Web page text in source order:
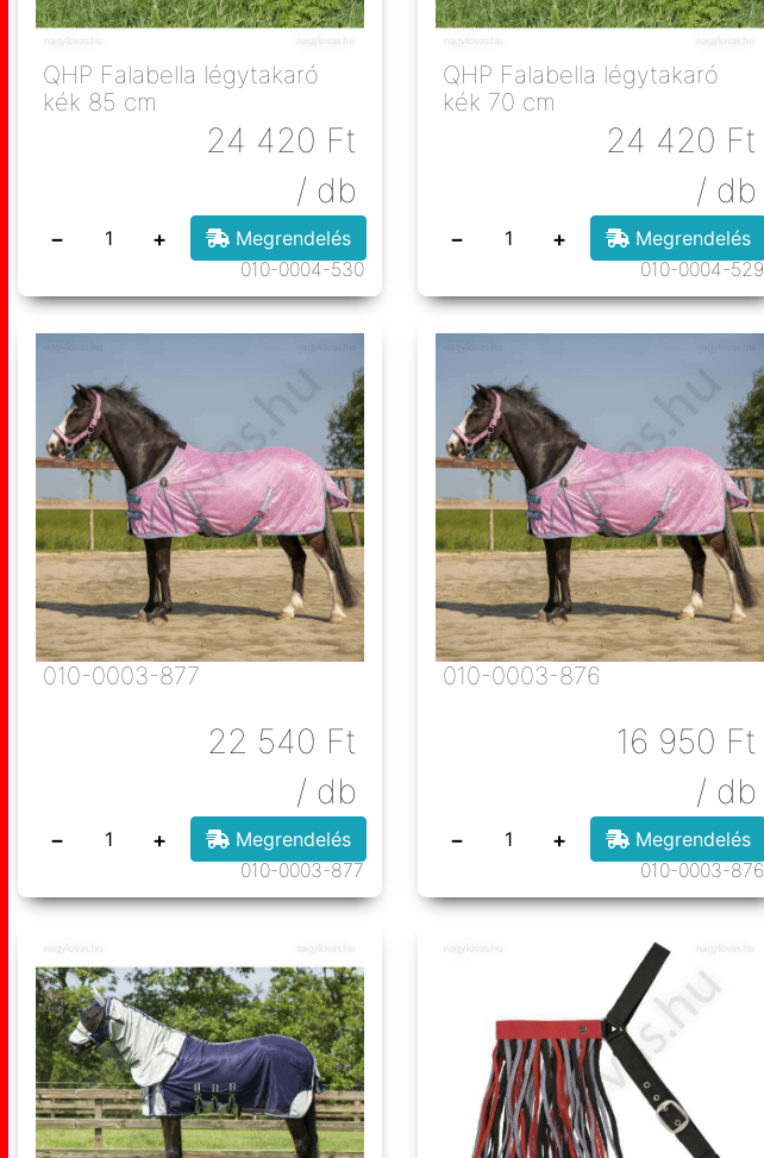
QHP Falabella légytakaró
kék 85 cm
24 420 Ft
/ db
− +
Megrendelés
010-0004-530
QHP Falabella légytakaró
kék 70 cm
24 420 Ft
/ db
− +
Megrendelés
010-0004-529
010-0003-877
22 540 Ft
/ db
− +
Megrendelés
010-0003-877
010-0003-876
16 950 Ft
/ db
− +
Megrendelés
010-0003-876